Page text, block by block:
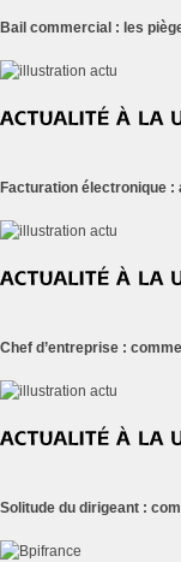
Bail commercial : les
Facturation électronique :
Chef d’entreprise :
Solitude du dirigeant :